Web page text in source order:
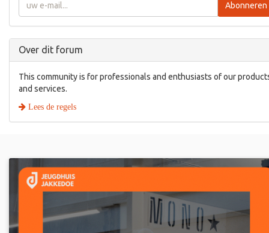
Abonneren
Over dit forum
This community is for professionals and enthusiasts of our
and services.
Lees de regels